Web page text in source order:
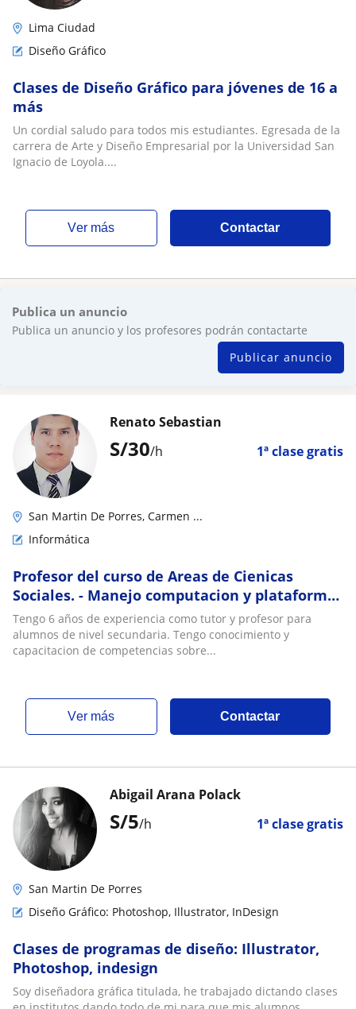
Lima Ciudad
Diseño Gráfico
Clases de Diseño Gráfico para jóvenes de 16 a
más
Un cordial saludo para todos mis estudiantes. Egresada de la
carrera de Arte y Diseño Empresarial por la Universidad San
Ignacio de Loyola....
ver más Contactar
Publica un anuncio
Publica un anuncio y los profesores podrán contactarte
Publicar anuncio
S/30/h 1ª clase gratis
Renato Sebastian
San Martin De Porres, Carmen ...
Informática
Profesor del curso de Areas de Cienicas
Sociales. - Manejo computacion y plataformas
educativas, tengo manejo del todo el paquete
de Ms. Office y Google Docs Editors Nivel
Avanzado
Tengo 6 años de experiencia como tutor y profesor para
alumnos de nivel secundaria. Tengo conocimiento y
capacitacion de competencias sobre...
ver más Contactar
S/5/h 1ª clase gratis
Abigail Arana Polack
San Martin De Porres
Diseño Gráfico: Photoshop, Illustrator, InDesign
Clases de programas de diseño: Illustrator,
Photoshop, indesign
Soy diseñadora gráfica titulada, he trabajado dictando clases